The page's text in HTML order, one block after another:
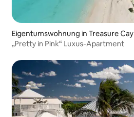
Eigentumswohnung in Treasure Cay
„Pretty in Pink“ Luxus-Apartment